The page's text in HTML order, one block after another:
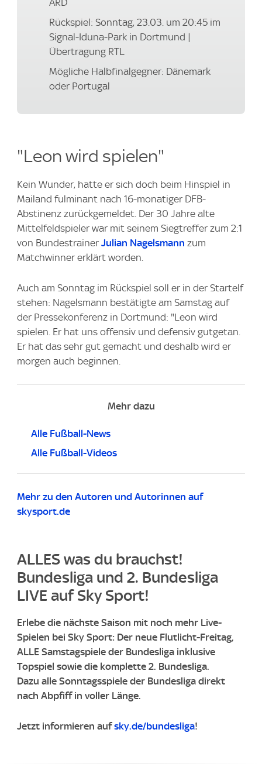
Rückspiel: Sonntag, 23.03. um 20:45 im
Signal-Iduna-Park in Dortmund |
Übertragung RTL
Mögliche Halbfinalgegner: Dänemark
oder Portugal
"Leon wird spielen"
Kein Wunder, hatte er sich doch beim Hinspiel in
Mailand fulminant nach 16-monatiger DFB-
Abstinenz zurückgemeldet. Der 30 Jahre alte
Mittelfeldspieler war mit seinem Siegtreffer zum 2:1
von Bundestrainer Julian Nagelsmann zum
Matchwinner erklärt worden.
Auch am Sonntag im Rückspiel soll er in der Startelf
stehen: Nagelsmann bestätigte am Samstag auf
der Pressekonferenz in Dortmund: "Leon wird
spielen. Er hat uns offensiv und defensiv gutgetan.
Er hat das sehr gut gemacht und deshalb wird er
morgen auch beginnen.
Mehr dazu
Alle Fußball-News
Alle Fußball-Videos
Mehr zu den Autoren und Autorinnen auf
skysport.de
ALLES was du brauchst!
Bundesliga und 2. Bundesliga
LIVE auf Sky Sport!
​Erlebe die nächste Saison mit noch mehr Live-
Spielen bei Sky Sport: Der neue Flutlicht-Freitag,
ALLE Samstagspiele der Bundesliga inklusive
Topspiel sowie die komplette 2. Bundesliga. ​
Dazu alle Sonntagsspiele der Bundesliga direkt
nach Abpfiff in voller Länge. ​
Jetzt informieren aufsky.de/bundesliga!